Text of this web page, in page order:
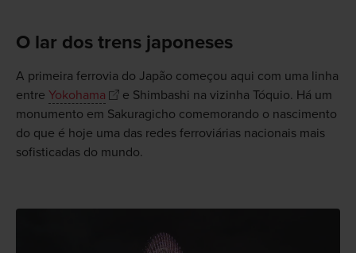
O lar dos trens japoneses
A primeira ferrovia do Japão começou aqui com uma linha
entre Yokohama
e Shimbashi na vizinha Tóquio. Há um
monumento em Sakuragicho comemorando o nascimento
do que é hoje uma das redes ferroviárias nacionais mais
sofisticadas do mundo.